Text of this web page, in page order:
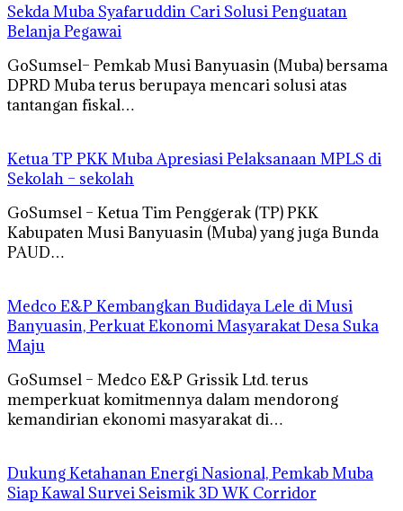
Sekda Muba Syafaruddin Cari Solusi Penguatan
Belanja Pegawai
GoSumsel– Pemkab Musi Banyuasin (Muba) bersama
DPRD Muba terus berupaya mencari solusi atas
tantangan fiskal…
Ketua TP PKK Muba Apresiasi Pelaksanaan MPLS di
Sekolah – sekolah
GoSumsel – Ketua Tim Penggerak (TP) PKK
Kabupaten Musi Banyuasin (Muba) yang juga Bunda
PAUD…
Medco E&P Kembangkan Budidaya Lele di Musi
Banyuasin, Perkuat Ekonomi Masyarakat Desa Suka
Maju
GoSumsel – Medco E&P Grissik Ltd. terus
memperkuat komitmennya dalam mendorong
kemandirian ekonomi masyarakat di…
Dukung Ketahanan Energi Nasional, Pemkab Muba
Siap Kawal Survei Seismik 3D WK Corridor